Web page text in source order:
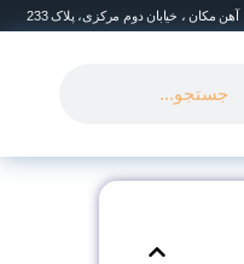
آهن مکان ، خیابان دوم مرکزی، پلاک 233